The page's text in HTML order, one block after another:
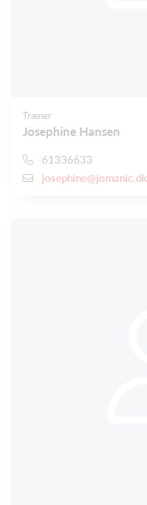
Træner
Josephine Hansen
61336633
josephine@jomanic.dk